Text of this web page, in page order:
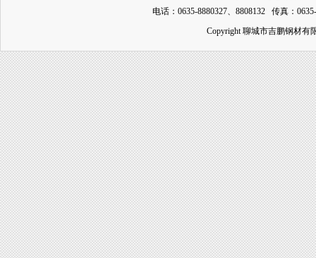
电话：0635-8880327、8808132 传真：
Copyright 聊城市吉鹏钢材